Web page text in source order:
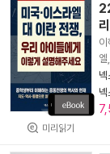
미리읽기
넥